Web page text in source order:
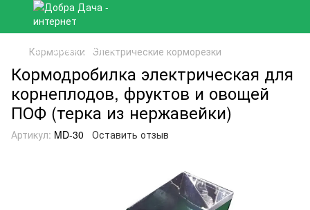
Корморезки Электрические корморезки
Кормодробилка электрическая для
корнеплодов, фруктов и овощей
ПОФ (терка из нержавейки)
Артикул: MD-30 Оставить отзыв